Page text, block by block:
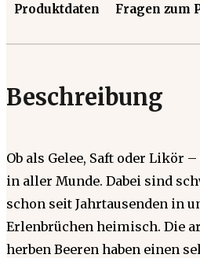
Produktdaten Fragen zum
Beschreibung
Ob als Gelee, Saft oder Likör
in aller Munde. Dabei sind
schon seit Jahrtausenden in
Erlenbrüchen heimisch. Die
herben Beeren haben einen